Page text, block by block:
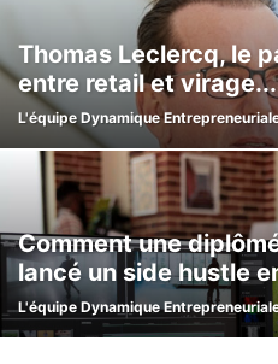
Thomas Leclercq, le
entre retail et virage...
L'équipe Dynamique
Comment une
lancé un side hustle
L'équipe Dynamique